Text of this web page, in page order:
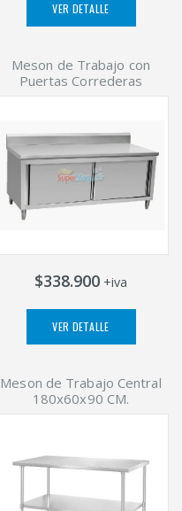
VER DETALLE
Meson de Trabajo con
Puertas Correderas
$338.900 +iva
VER DETALLE
Meson de Trabajo Central
180x60x90 CM.